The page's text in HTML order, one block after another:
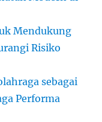
Mendukung
Risiko
sebagai
Performa